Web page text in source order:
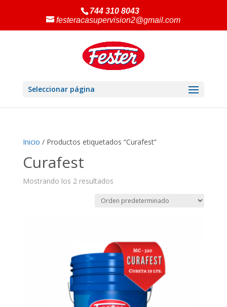
744 310 8043
festeracasupervision2@gmail.com
Seleccionar página
Inicio / Productos etiquetados “Curafest”
Curafest
Mostrando los 2 resultados